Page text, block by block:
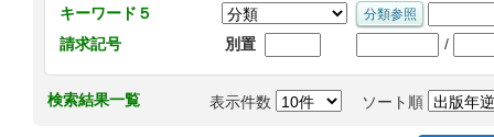
キーワード５
請求記号
別置 /
検索結果一覧 表示件数 ソート順